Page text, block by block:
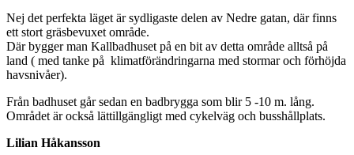
Nej det perfekta läget är sydligaste delen av Nedre gatan, där finns
ett stort gräsbevuxet område.
Där bygger man Kallbadhuset på en bit av detta område alltså på
land ( med tanke på klimatförändringarna med stormar och förhöjda
havsnivåer).
Från badhuset går sedan en badbrygga som blir 5 -10 m. lång.
Området är också lättillgängligt med cykelväg och busshållplats.
Lilian Håkansson